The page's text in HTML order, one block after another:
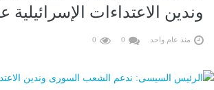
وندين الاعتداءات الإسرائيلية
منذ عام واحد 0
0